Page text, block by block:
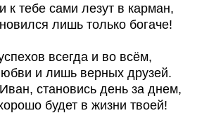
к тебе сами лезут в карман,
лишь только богаче!
всегда и во всём,
и лишь верных друзей.
становись день за днем,
будет в жизни твоей!